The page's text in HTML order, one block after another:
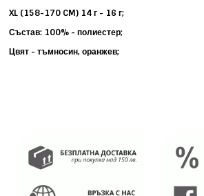
XL (158-170 CM) 14 г - 16 г;
Състав: 100% - полиестер;
Цвят - тъмносин, оранжев;